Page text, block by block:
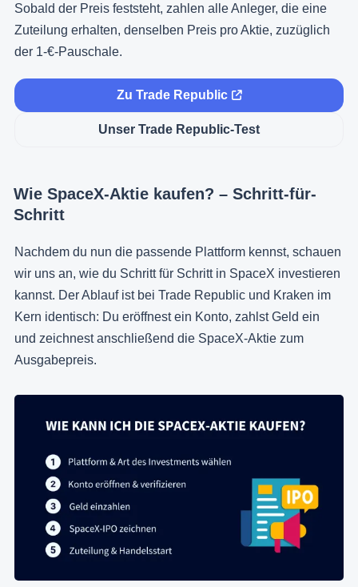
Sobald der Preis feststeht, zahlen alle Anleger, die eine
Zuteilung erhalten, denselben Preis pro Aktie, zuzüglich
der 1-€-Pauschale.
Zu Trade Republic
Unser Trade Republic-Test
Wie SpaceX-Aktie kaufen? – Schritt-für-
Schritt
Nachdem du nun die passende Plattform kennst, schauen
wir uns an, wie du Schritt für Schritt in SpaceX investieren
kannst. Der Ablauf ist bei Trade Republic und Kraken im
Kern identisch: Du eröffnest ein Konto, zahlst Geld ein
und zeichnest anschließend die SpaceX-Aktie zum
Ausgabepreis.